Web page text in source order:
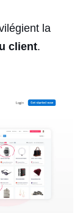
la
client.